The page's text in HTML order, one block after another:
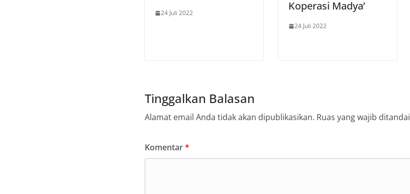
24 Juli 2022
Koperasi Madya’
24 Juli 2022
Tinggalkan Balasan
Alamat email Anda tidak akan dipublikasikan. Ruas yang wajib ditandai
Komentar*